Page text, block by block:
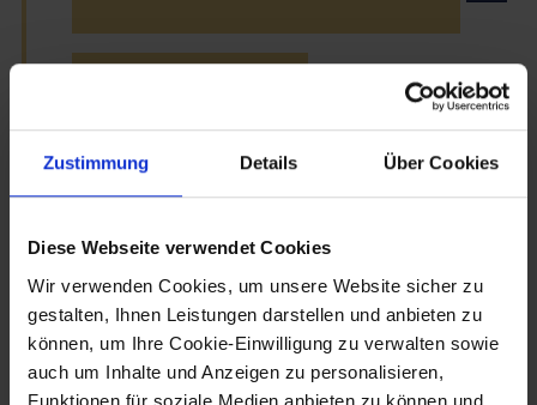
Zustimmung Details Über Cookies
Diese Webseite verwendet Cookies
Wir verwenden Cookies, um unsere Website sicher zu
gestalten, Ihnen Leistungen darstellen und anbieten zu
können, um Ihre Cookie-Einwilligung zu verwalten sowie
auch um Inhalte und Anzeigen zu personalisieren,
Funktionen für soziale Medien anbieten zu können und
Gaslieferstopp Russlands wegen eines
russisch-ukrainischen Gasstreits
7.1.2009
Inbetriebnahme des neuen Bürgerbüros
im Landhaus St. Pölten